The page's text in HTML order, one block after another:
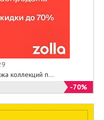
коллекций п...
-70%